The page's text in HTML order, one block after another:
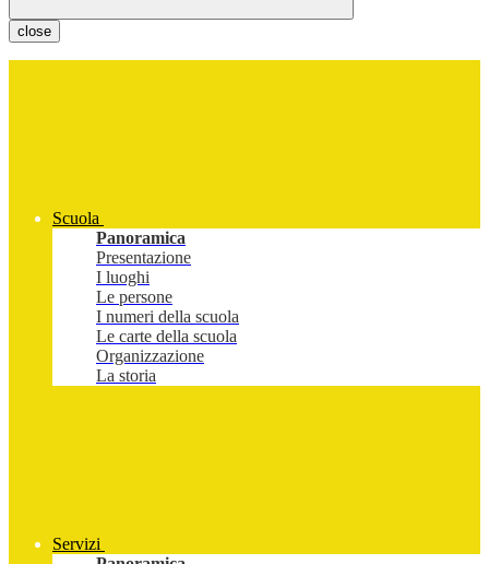
close
Scuola
Panoramica
Presentazione
I luoghi
Le persone
I numeri della scuola
Le carte della scuola
Organizzazione
La storia
Servizi